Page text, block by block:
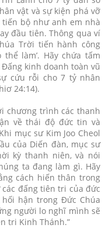
vật và sự kiện phá vỡ
bộ như anh em nhà
đầu tiên. Thông qua ví
Trời tiến hành công
làm’. Hãy chứa tấm
kinh doanh toàn vũ
cứu rỗi cho 7 tỷ nhân
24:14).
chương trình các thanh
về thái độ đức tin và
mục sư Kim Joo Cheol
của Diến đàn, mục sư
kỳ thanh niên, và nói
ta đang làm gì. Hãy
cách hiến thân trong
đấng tiên tri của đức
hận trong Đức Chúa
người lo nghĩ mình sẽ
tri Kinh Thánh.”